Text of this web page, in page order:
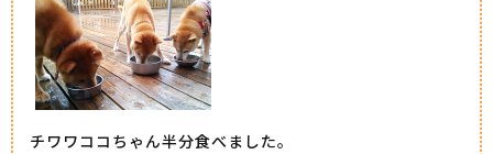
チワワココちゃん半分食べました。